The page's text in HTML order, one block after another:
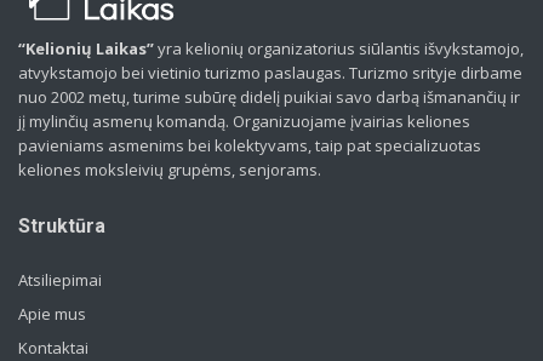
“Kelionių Laikas”yra kelionių organizatorius siūlantis išvykstamojo,
atvykstamojo bei vietinio turizmo paslaugas. Turizmo srityje dirbame
nuo 2002 metų, turime subūrę didelį puikiai savo darbą išmanančių ir
jį mylinčių asmenų komandą. Organizuojame įvairias keliones
pavieniams asmenims bei kolektyvams, taip pat specializuotas
keliones moksleivių grupėms, senjorams.
Struktūra
Atsiliepimai
Apie mus
Kontaktai